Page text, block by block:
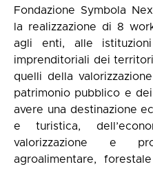
Fondazione Symbola
la realizzazione di 8
agli enti, alle
imprenditoriali dei
quelli della
patrimonio pubblico e
avere una destinazione
e turistica,
valorizzazione e
agroalimentare,